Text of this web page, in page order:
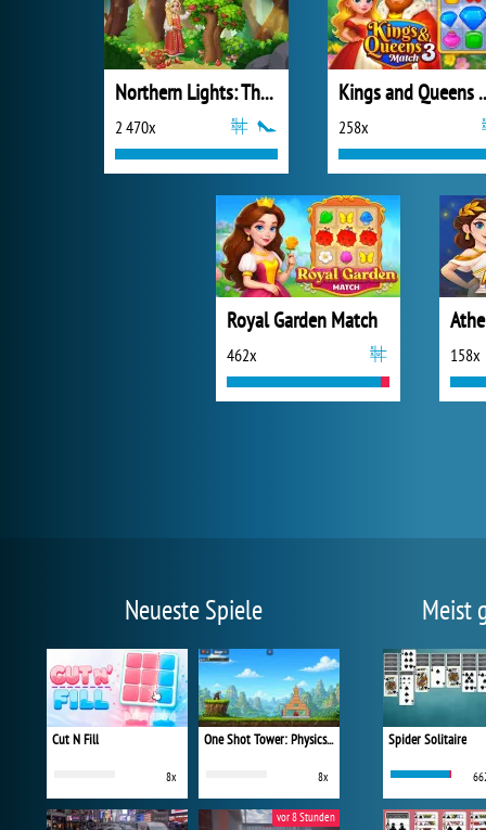
Northern Lights: The Secret of the Forest
2 470x
Kings
258x
Royal Garden Match
462x 158x
Neueste Spiele
Cut N Fill
8x
One Shot Tower: Physics Destroyer
8x
vor 8 Stunden
Meist
Spider Solitaire